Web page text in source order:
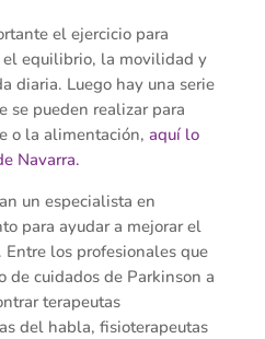
el ejercicio para
el equilibrio, la movilidad y
diaria. Luego hay una serie
se pueden realizar para
o la alimentación, aquí lo
Navarra.
un especialista en
para ayudar a mejorar el
los profesionales que
de cuidados de Parkinson a
terapeutas
del habla, fisioterapeutas